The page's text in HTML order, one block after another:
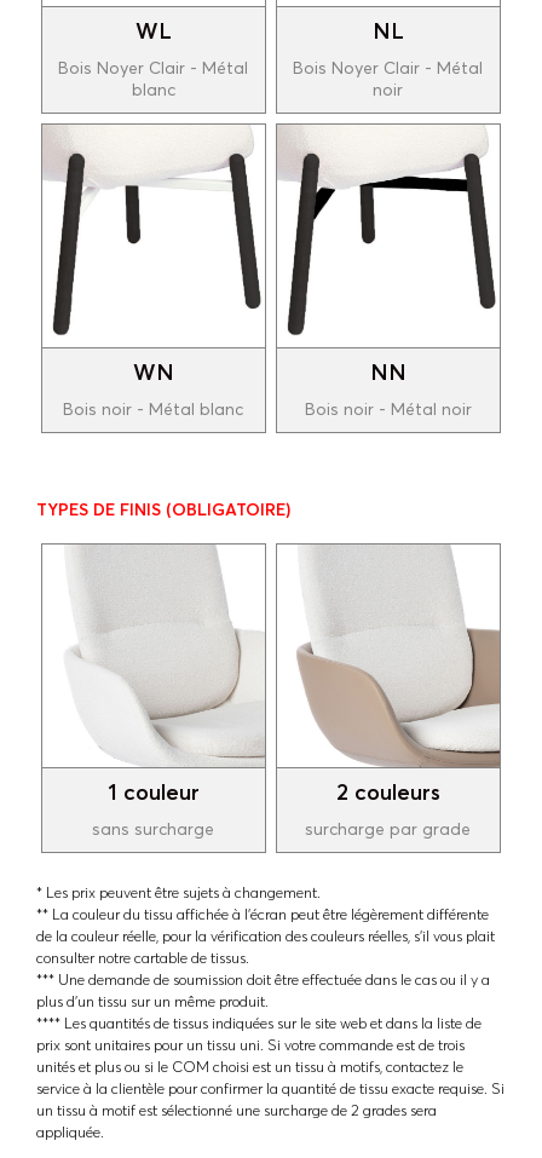
WL
Bois Noyer Clair - Métal
blanc
NL
Bois Noyer Clair - Métal
noir
WN
Bois noir - Métal blanc
NN
Bois noir - Métal noir
TYPES DE FINIS (OBLIGATOIRE)
1 couleur
sans surcharge
2 couleurs
surcharge par grade
* Les prix peuvent être sujets à changement.
** La couleur du tissu affichée à l'écran peut être légèrement différente
de la couleur réelle, pour la vérification des couleurs réelles, s'il vous plait
consulter notre cartable de tissus.
*** Une demande de soumission doit être effectuée dans le cas ou il y a
plus d'un tissu sur un même produit.
**** Les quantités de tissus indiquées sur le site web et dans la liste de
prix sont unitaires pour un tissu uni. Si votre commande est de trois
unités et plus ou si le COM choisi est un tissu à motifs, contactez le
service à la clientèle pour confirmer la quantité de tissu exacte requise. Si
un tissu à motif est sélectionné une surcharge de 2 grades sera
appliquée.